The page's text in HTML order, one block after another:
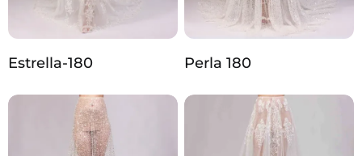
Estrella-180 Perla 180